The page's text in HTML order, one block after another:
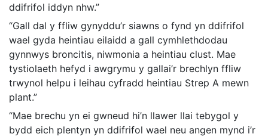
ddifrifol iddyn nhw.”
“Gall dal y ffliw gynyddu’r siawns o fynd yn ddifrifol
wael gyda heintiau eilaidd a gall cymhlethdodau
gynnwys broncitis, niwmonia a heintiau clust. Mae
tystiolaeth hefyd i awgrymu y gallai’r brechlyn ffliw
trwynol helpu i leihau cyfradd heintiau Strep A mewn
plant.”
“Mae brechu yn ei gwneud hi’n llawer llai tebygol y
bydd eich plentyn yn ddifrifol wael neu angen mynd i’r